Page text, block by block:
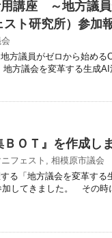
講座 ～地方議
ト研究所）参加
議員がゼロから始める
地方議会を変革する生成
ＯＴ』を作成し
フェスト , 相模原市議会
る「地方議会を変革する
してきました。 その時